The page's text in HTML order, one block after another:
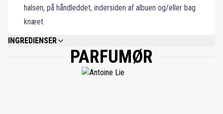
halsen, på håndleddet, indersiden af albuen og/eller bag
knæet.
INGREDIENSER
ALCOHOL DENAT., PARFUM, GLYCERIN, AQUA, ALPHA-ISOMETHYL IONONE,
COUMARIN, LINALOOL, LIMONENE, EVERNIA PRUNASTRI EXTRACT,
CITRONELLOL, GERANIOL, BENZYL BENZOATE, CITRAL, EUGENOL,
PARFUMØR